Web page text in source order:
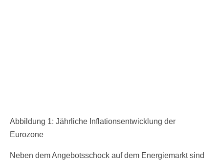
Abbildung 1: Jährliche Inflationsentwicklung der
Eurozone
Neben dem Angebotsschock auf dem Energiemarkt sind